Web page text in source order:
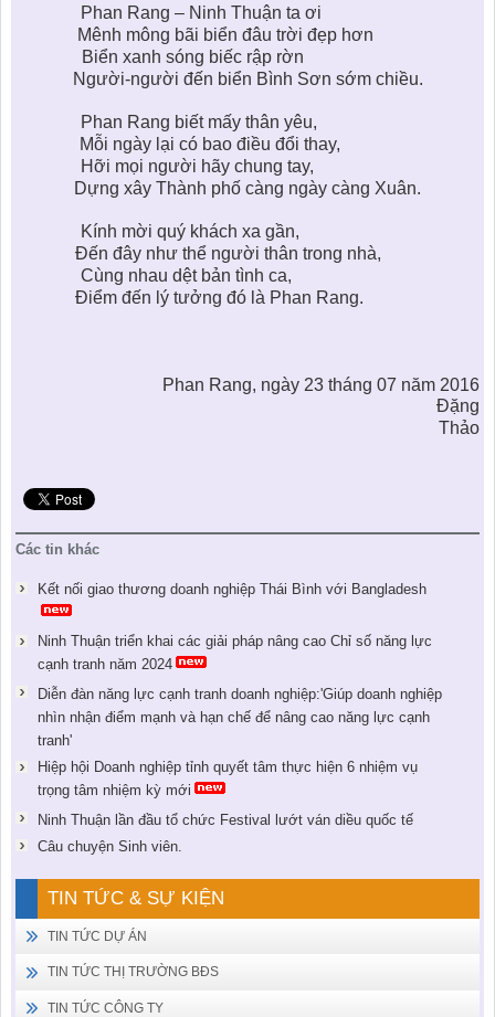
THÀNH ĐÔNG VỚI XÃ HÔI
BẮC
THƯ VIỆN PHÁP LUẬT
LIÊN HỆ & GIẢI ĐÁP
KIẾN TRÚC & PHONG THUỶ
TIN TỨC CÔNG TY
TIN TỨC TỔNG HỢP
LIÊN HỆPhan Rang – Ninh Thuận ta ơi
Mênh mông bãi biển đâu trời đẹp hơn
Biển xanh sóng biếc rập rờn
Người-người đến biển Bình Sơn sớm chiều.
Phan Rang biết mấy thân yêu,
Mỗi ngày lại có bao điều đổi thay,
Hỡi mọi người hãy chung tay,
Dựng xây Thành phố càng ngày càng Xuân.
Kính mời quý khách xa gần,
Đến đây như thể người thân trong nhà,
Cùng nhau dệt bản tình ca,
Điểm đến lý tưởng đó là Phan Rang.
Phan Rang, ngày 23 tháng 07 năm 2016
Đặng
Thảo
Các tin khác
Kết nối giao thương doanh nghiệp Thái Bình với Bangladesh
Ninh Thuận triển khai các giải pháp nâng cao Chỉ số năng lực
cạnh tranh năm 2024
Diễn đàn năng lực cạnh tranh doanh nghiệp:'Giúp doanh nghiệp
nhìn nhận điểm mạnh và hạn chế để nâng cao năng lực cạnh
tranh'
Hiệp hội Doanh nghiệp tỉnh quyết tâm thực hiện 6 nhiệm vụ
trọng tâm nhiệm kỳ mới
Ninh Thuận lần đầu tổ chức Festival lướt ván diều quốc tế
Câu chuyện Sinh viên.
TIN TỨC & SỰ KIỆN
TIN TỨC DỰ ÁN
TIN TỨC THỊ TRƯỜNG BĐS
TIN TỨC CÔNG TY